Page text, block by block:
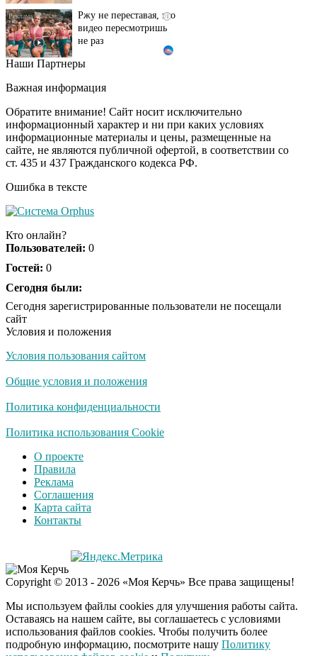
видео пересмотришь
не раз
Ролик длится пару
шоке от увиденного
i
Ролик из Омска: вы
будете смеяться долго
Королева вагона
Наши Партнеры
Важная информация
Обратите внимание! Сайт носит исключительно
информационный характер и ни при каких условиях
информационные материалы и цены, размещенные на
сайте, не являются публичной офертой, в соответствии со
ст. 435 и 437 Гражданского кодекса РФ.
Ошибка в тексте
Кто онлайн?
Пользователей: 0
Гостей: 0
Сегодня были:
Сегодня зарегистрированные пользователи не посещали
сайт
Условия и положения
Условия пользования сайтом
Общие условия и положения
Политика конфиденциальности
Политика использования Cookie
О проекте
Правила
Реклама
Соглашения
Карта сайта
Контакты
Copyright © 2013 - 2026 «Моя Керчь» Все права защищены!
Мы используем файлы cookies для улучшения работы сайта.
Оставаясь на нашем сайте, вы соглашаетесь с условиями
использования файлов cookies. Чтобы получить более
подробную информацию, посмотрите нашу Политику